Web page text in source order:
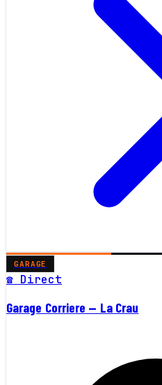
GARAGE
☎ Direct
Garage Corriere — La Crau